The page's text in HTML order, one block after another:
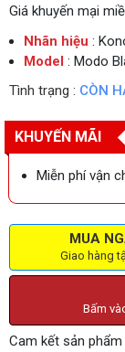
Giá khuyến mại
Nhãn hiệu :
Model : Modo
Tình trạng : CÒN
KHUYẾN MÃI
Miễn phí vận
MUA
Giao hàng
Bấm
Cam kết sản phẩm